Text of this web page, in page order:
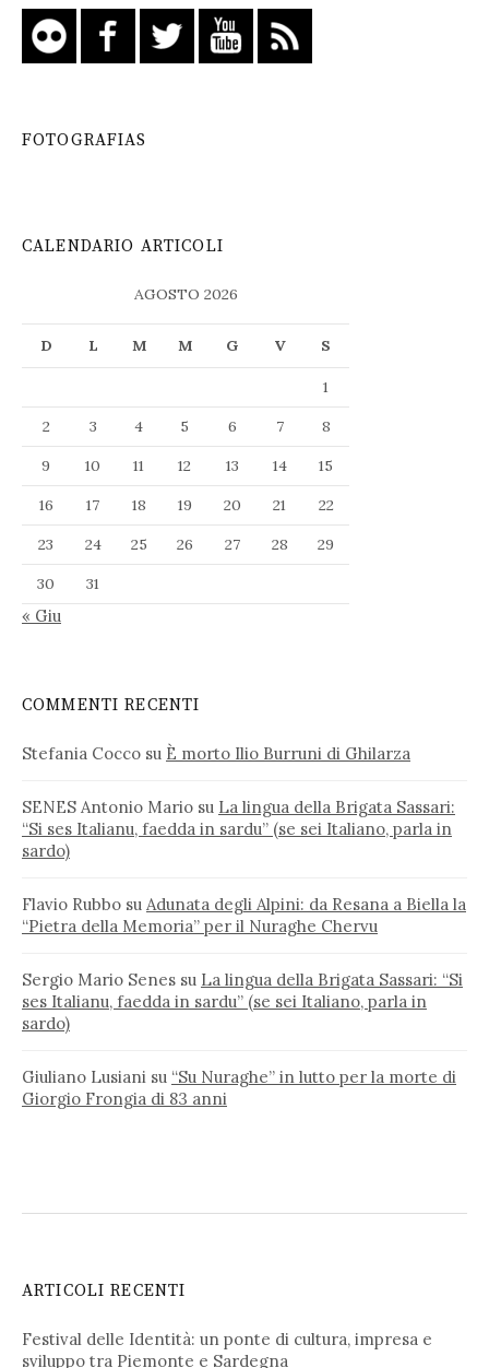
FOTOGRAFIAS
CALENDARIO ARTICOLI
AGOSTO 2026
D L M M G V S
1
2
3 4 5 6 7
8
9
10 11 12 13 14
15
16
17 18 19 20 21
22
23
24 25 26 27 28
29
30
31
« Giu
COMMENTI RECENTI
Stefania Cocco su È morto Ilio Burruni di Ghilarza
SENES Antonio Mario su La lingua della Brigata Sassari:
“Si ses Italianu, faedda in sardu” (se sei Italiano, parla in
sardo)
Flavio Rubbo su Adunata degli Alpini: da Resana a Biella la
“Pietra della Memoria” per il Nuraghe Chervu
Sergio Mario Senes su La lingua della Brigata Sassari: “Si
ses Italianu, faedda in sardu” (se sei Italiano, parla in
sardo)
Giuliano Lusiani su “Su Nuraghe” in lutto per la morte di
Giorgio Frongia di 83 anni
ARTICOLI RECENTI
Festival delle Identità: un ponte di cultura, impresa e
sviluppo tra Piemonte e Sardegna